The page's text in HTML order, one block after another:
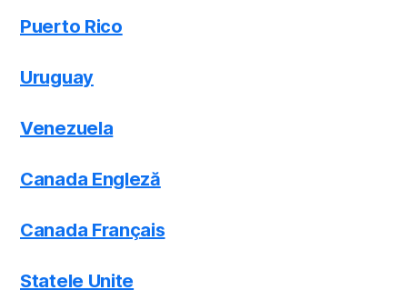
Puerto Rico
Uruguay
Venezuela
Canada Engleză
Canada Français
Statele Unite